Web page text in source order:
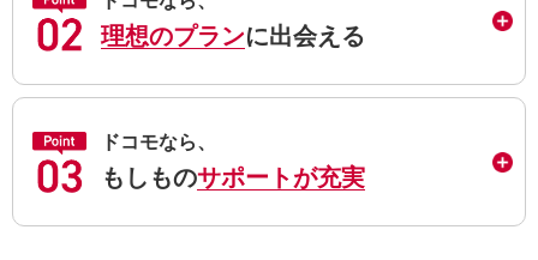
理想のプランに出会える
ドコモなら、
もしものサポートが充実